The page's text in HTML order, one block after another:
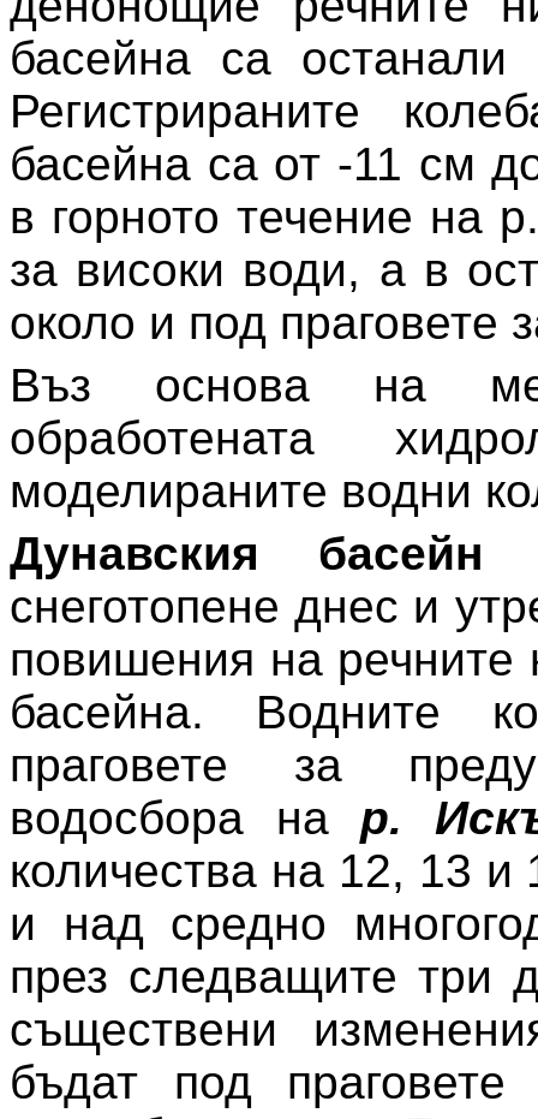
басейна са
Регистрираните
басейна са от -11 см
в горното течение на
за високи води, а в
около и под праговете
Въз основа на
обработената
моделираните водни
Дунавския басейн
снеготопене днес и
повишения на речните
басейна. Водните
праговете за
водосбора на р.
количества на 12, 13
и над средно
през следващите три
съществени
бъдат под